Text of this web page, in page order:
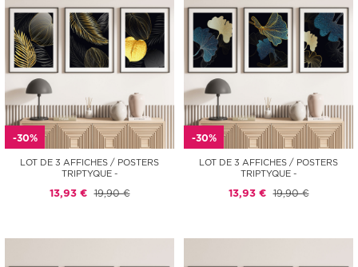
-30%
LOT DE 3 AFFICHES / POSTERS
TRIPTYQUE -
13,93 € 19,90 €
-30%
LOT DE 3 AFFICHES / POSTERS
TRIPTYQUE -
13,93 € 19,90 €